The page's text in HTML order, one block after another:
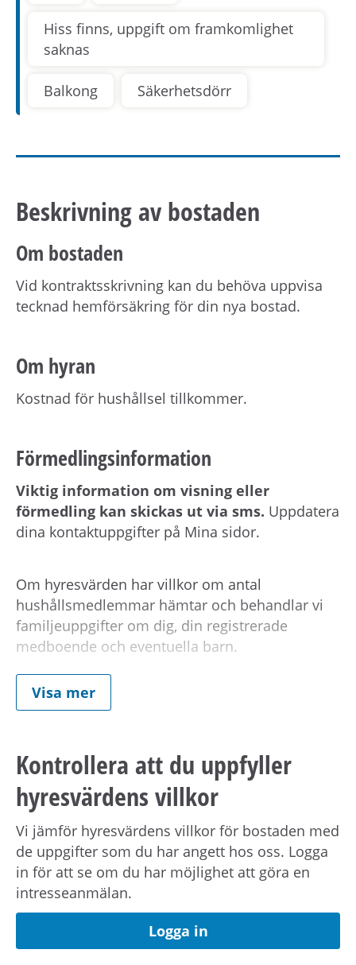
Hiss finns, uppgift om framkomlighet
saknas
Balkong Säkerhetsdörr
Beskrivning av bostaden
Om bostaden
Vid kontraktsskrivning kan du behöva uppvisa
tecknad hemförsäkring för din nya bostad.
Om hyran
Kostnad för hushållsel tillkommer.
Förmedlingsinformation
Viktig information om visning eller
förmedling kan skickas ut via sms. Uppdatera
dina kontaktuppgifter på Mina sidor.
Om hyresvärden har villkor om antal
hushållsmedlemmar hämtar och behandlar vi
familjeuppgifter om dig, din registrerade
medboende och eventuella barn.
Observera att om inflyttningsdatumet infaller på
Om din anställning inte är i Stockholmsområdet
behöver du visa att din arbetsplats ligger inom
pendlingsavstånd från bostaden.
Om du har vuxna barn som ska bo i hushållet
Visa mer
Kontrollera att du uppfyller
hyresvärdens villkor
Vi jämför hyresvärdens villkor för bostaden med
de uppgifter som du har angett hos oss. Logga
in för att se om du har möjlighet att göra en
intresseanmälan.
Logga in